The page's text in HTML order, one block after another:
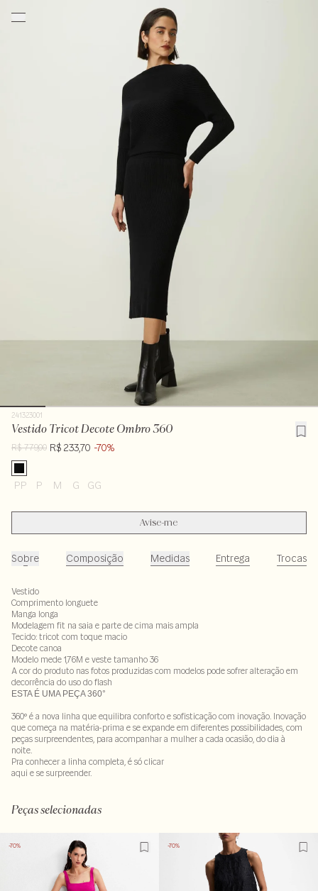
241323001
Vestido Tricot Decote Ombro 360
R$ 779,00 R$ 233,70 -70%
PP P M G GG
Avise-me
Sobre Composição Medidas Entrega Trocas
Vestido
Comprimento longuete
Manga longa
Modelagem fit na saia e parte de cima mais ampla
Tecido: tricot com toque macio
Decote canoa
Modelo mede 1,76M e veste tamanho 36
A cor do produto nas fotos produzidas com modelos pode sofrer alteração em
decorrência do uso do flash
ESTA É UMA PEÇA 360°
360º é a nova linha que equilibra conforto e sofisticação com inovação. Inovação
que começa na matéria-prima e se expande em diferentes possibilidades, com
peças surpreendentes, para acompanhar a mulher a cada ocasião, do dia à
noite.
Pra conhecer a linha completa, é só clicar
aqui e se surpreender.
Peças selecionadas
-70% -70%